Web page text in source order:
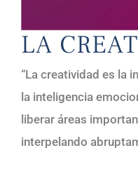
LA
“La creatividad es la
la inteligencia
liberar áreas
interpelando